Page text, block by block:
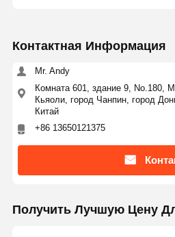
Контактная Информация
Mr. Andy
Комната 601, здание 9, No.180,
Кьяоли, город Чанпин, город
Китай
+86 13650121375
Получить Лучшую Цену